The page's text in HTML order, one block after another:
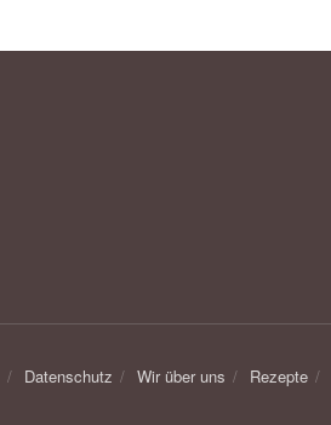
Datenschutz Wir über uns Rezepte